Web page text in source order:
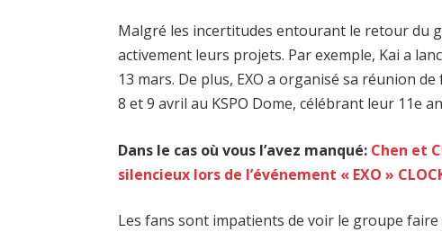
Malgré les incertitudes entourant le retour du
activement leurs projets. Par exemple, Kai a
13 mars. De plus, EXO a organisé sa réunion
8 et 9 avril au KSPO Dome, célébrant leur 11e
Dans le cas où vous l’avez manqué: Chen et
silencieux lors de l’événement « EXO »
Les fans sont impatients de voir le groupe